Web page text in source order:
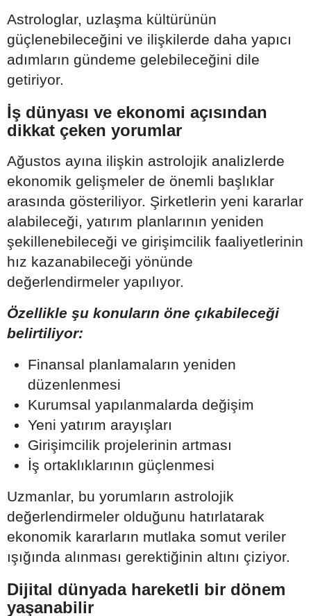
Astrologlar, uzlaşma kültürünün
güçlenebileceğini ve ilişkilerde daha yapıcı
adımların gündeme gelebileceğini dile
getiriyor.
İş dünyası ve ekonomi açısından
dikkat çeken yorumlar
Ağustos ayına ilişkin astrolojik analizlerde
ekonomik gelişmeler de önemli başlıklar
arasında gösteriliyor. Şirketlerin yeni kararlar
alabileceği, yatırım planlarının yeniden
şekillenebileceği ve girişimcilik faaliyetlerinin
hız kazanabileceği yönünde
değerlendirmeler yapılıyor.
Özellikle şu konuların öne çıkabileceği
belirtiliyor:
Finansal planlamaların yeniden
düzenlenmesi
Kurumsal yapılanmalarda değişim
Yeni yatırım arayışları
Girişimcilik projelerinin artması
İş ortaklıklarının güçlenmesi
Uzmanlar, bu yorumların astrolojik
değerlendirmeler olduğunu hatırlatarak
ekonomik kararların mutlaka somut veriler
ışığında alınması gerektiğinin altını çiziyor.
Dijital dünyada hareketli bir dönem
yaşanabilir